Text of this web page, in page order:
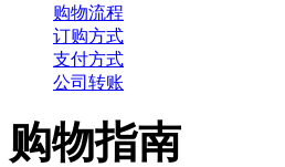
购物流程
订购方式
支付方式
公司转账
购物指南